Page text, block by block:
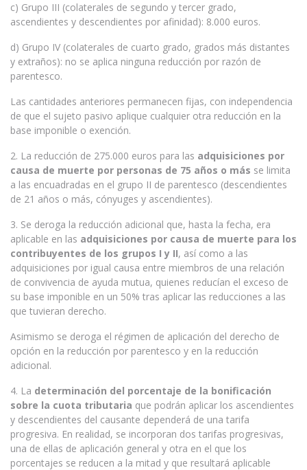
c) Grupo III (colaterales de segundo y tercer grado,
ascendientes y descendientes por afinidad): 8.000 euros.
d) Grupo IV (colaterales de cuarto grado, grados más distantes
y extraños): no se aplica ninguna reducción por razón de
parentesco.
Las cantidades anteriores permanecen fijas, con independencia
de que el sujeto pasivo aplique cualquier otra reducción en la
base imponible o exención.
2. La reducción de 275.000 euros para las adquisiciones por
causa de muerte por personas de 75 años o más se limita
a las encuadradas en el grupo II de parentesco (descendientes
de 21 años o más, cónyuges y ascendientes).
3. Se deroga la reducción adicional que, hasta la fecha, era
aplicable en las adquisiciones por causa de muerte para los
contribuyentes de los grupos I y II, así como a las
adquisiciones por igual causa entre miembros de una relación
de convivencia de ayuda mutua, quienes reducían el exceso de
su base imponible en un 50% tras aplicar las reducciones a las
que tuvieran derecho.
Asimismo se deroga el régimen de aplicación del derecho de
opción en la reducción por parentesco y en la reducción
adicional.
4. La determinación del porcentaje de la bonificación
sobre la cuota tributaria que podrán aplicar los ascendientes
y descendientes del causante dependerá de una tarifa
progresiva. En realidad, se incorporan dos tarifas progresivas,
una de ellas de aplicación general y otra en el que los
porcentajes se reducen a la mitad y que resultará aplicable